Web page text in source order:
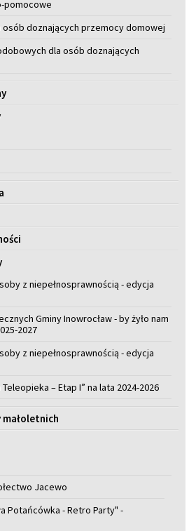
pomocowe
doznających przemocy domowej
dla osób doznających
z niepełnosprawnością - edycja
Gminy Inowrocław - by żyło nam
2027
z niepełnosprawnością - edycja
– Etap I” na lata 2024-2026
Jacewo
Potańcówka - Retro Party" -